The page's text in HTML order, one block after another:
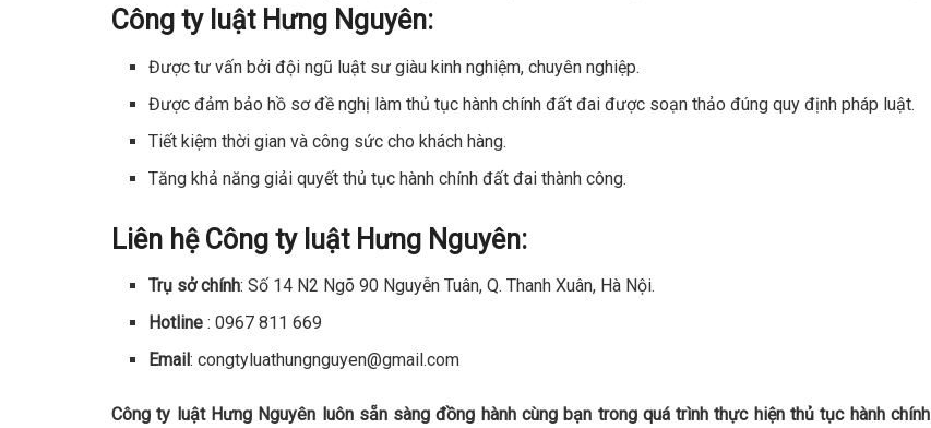
Công ty luật Hưng Nguyên:
Được tư vấn bởi đội ngũ luật sư giàu kinh nghiệm, chuyên nghiệp.
Được đảm bảo hồ sơ đề nghị làm thủ tục hành chính đất đai được soạn thảo đúng quy định pháp luật.
Tiết kiệm thời gian và công sức cho khách hàng.
Tăng khả năng giải quyết thủ tục hành chính đất đai thành công.
Liên hệ Công ty luật Hưng Nguyên:
Trụ sở chính: Số 14 N2 Ngõ 90 Nguyễn Tuân, Q. Thanh Xuân, Hà Nội.
Hotline : 0967 811 669
Email: congtyluathungnguyen@gmail.com
Công ty luật Hưng Nguyên luôn sẵn sàng đồng hành cùng bạn trong quá trình thực hiện thủ tục hành chính